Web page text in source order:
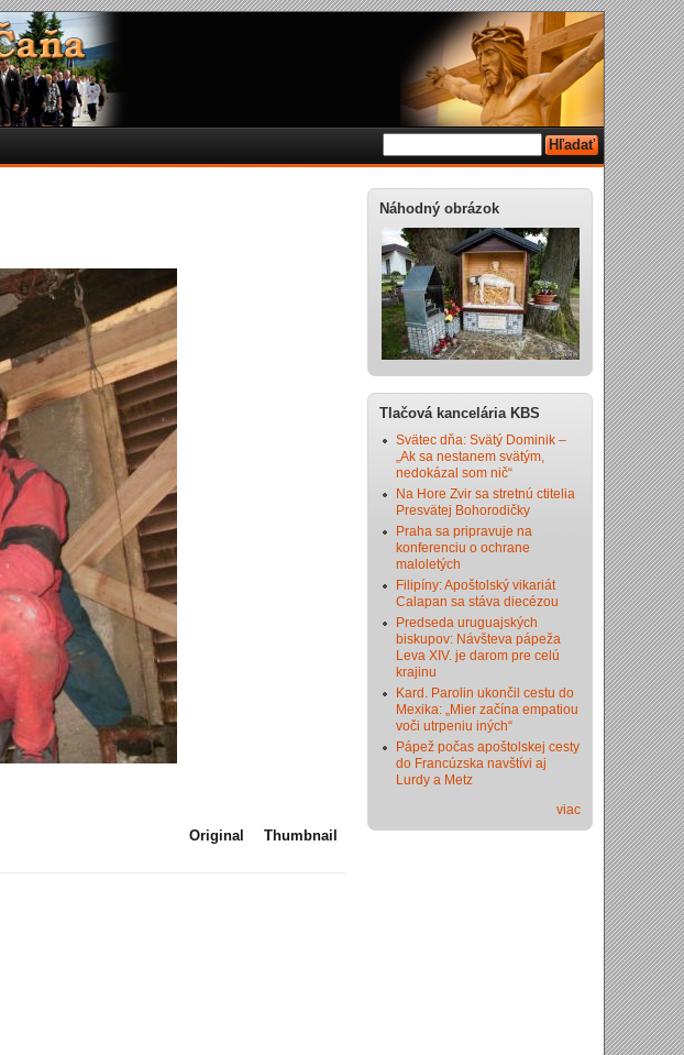
Original Thumbnail
Náhodný obrázok
Tlačová kancelária KBS
Svätec dňa: Svätý Dominik –
„Ak sa nestanem svätým,
nedokázal som nič“
Na Hore Zvir sa stretnú ctitelia
Presvätej Bohorodičky
Praha sa pripravuje na
konferenciu o ochrane
maloletých
Filipíny: Apoštolský vikariát
Calapan sa stáva diecézou
Predseda uruguajských
biskupov: Návšteva pápeža
Leva XIV. je darom pre celú
krajinu
Kard. Parolin ukončil cestu do
Mexika: „Mier začína empatiou
voči utrpeniu iných“
Pápež počas apoštolskej cesty
do Francúzska navštívi aj
Lurdy a Metz
viac